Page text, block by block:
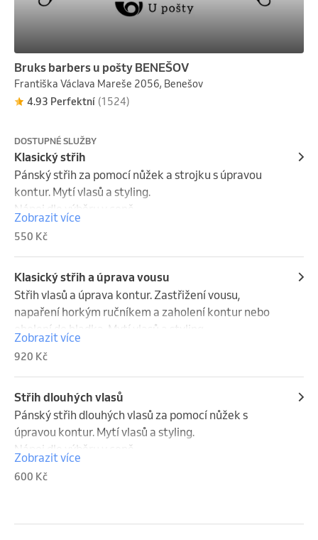
Bruks barbers u pošty BENEŠOV
Františka Václava Mareše 2056, Benešov
4.93 Perfektní (1524)
DOSTUPNÉ SLUŽBY
Klasický střih
Pánský střih za pomocí nůžek a strojku s úpravou
kontur. Mytí vlasů a styling.
Nápoj dle výběru v ceně.
Zobrazit více
550 Kč
Klasický střih a úprava vousu
Střih vlasů a úprava kontur. Zastřižení vousu,
napaření horkým ručníkem a zaholení kontur nebo
oholení do hladka. Mytí vlasů a styling.
Nápoje dle výběru v ceně.
Zobrazit více
920 Kč
Střih dlouhých vlasů
Pánský střih dlouhých vlasů za pomocí nůžek s
úpravou kontur. Mytí vlasů a styling.
Nápoj dle výběru v ceně.
Zobrazit více
600 Kč